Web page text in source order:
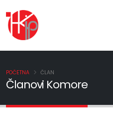
Članovi Komore
POČETNA ČLAN